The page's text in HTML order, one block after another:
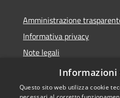
Amministrazione
Informativa privacy
Note legali
Dichiarazione di accessibilità
Informazioni
Questo sito web utilizza cookie